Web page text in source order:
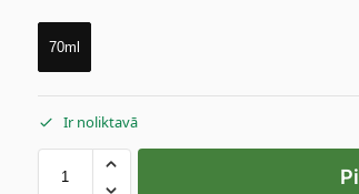
70ml
Ir noliktavā